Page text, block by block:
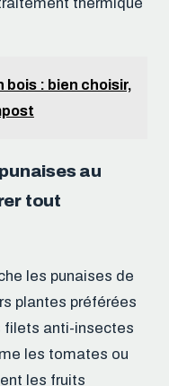
bois : bien choisir,
au
tout
les punaises de
plantes préférées
filets anti-insectes
les tomates ou
les fruits